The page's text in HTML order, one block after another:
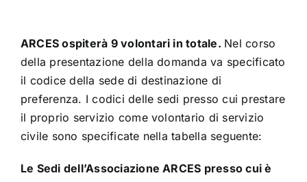
ARCES ospiterà 9 volontari in totale. Nel corso
della presentazione della domanda va specificato
il codice della sede di destinazione di
preferenza. I codici delle sedi presso cui prestare
il proprio servizio come volontario di servizio
civile sono specificate nella tabella seguente:
Le Sedi dell’Associazione ARCES presso cui è